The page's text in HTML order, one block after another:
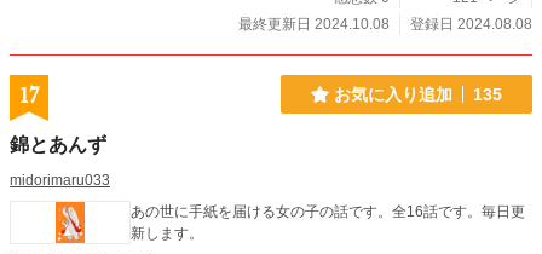
最終更新日 2024.10.08
登録日 2024.08.08
17 お気に入り追加 135
錦とあんず
midorimaru033
あの世に手紙を届ける女の子の話です。全16話です。毎日更
新します。